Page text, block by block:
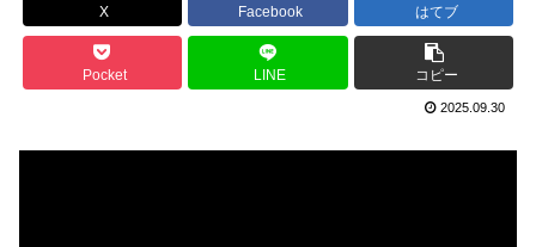
X Facebook はてブ
Pocket LINE コピー
2025.09.30